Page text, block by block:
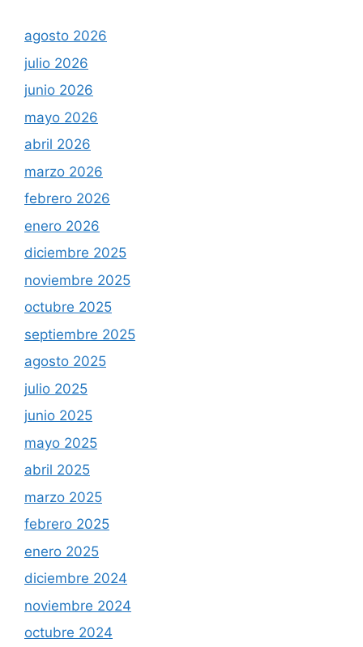
agosto 2026
julio 2026
junio 2026
mayo 2026
abril 2026
marzo 2026
febrero 2026
enero 2026
diciembre 2025
noviembre 2025
octubre 2025
septiembre 2025
agosto 2025
julio 2025
junio 2025
mayo 2025
abril 2025
marzo 2025
febrero 2025
enero 2025
diciembre 2024
noviembre 2024
octubre 2024